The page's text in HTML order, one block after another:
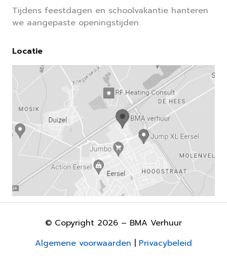
Tijdens feestdagen en schoolvakantie hanteren
we aangepaste openingstijden.
Locatie
© Copyright 2026 – BMA Verhuur
Algemene voorwaarden | Privacybeleid